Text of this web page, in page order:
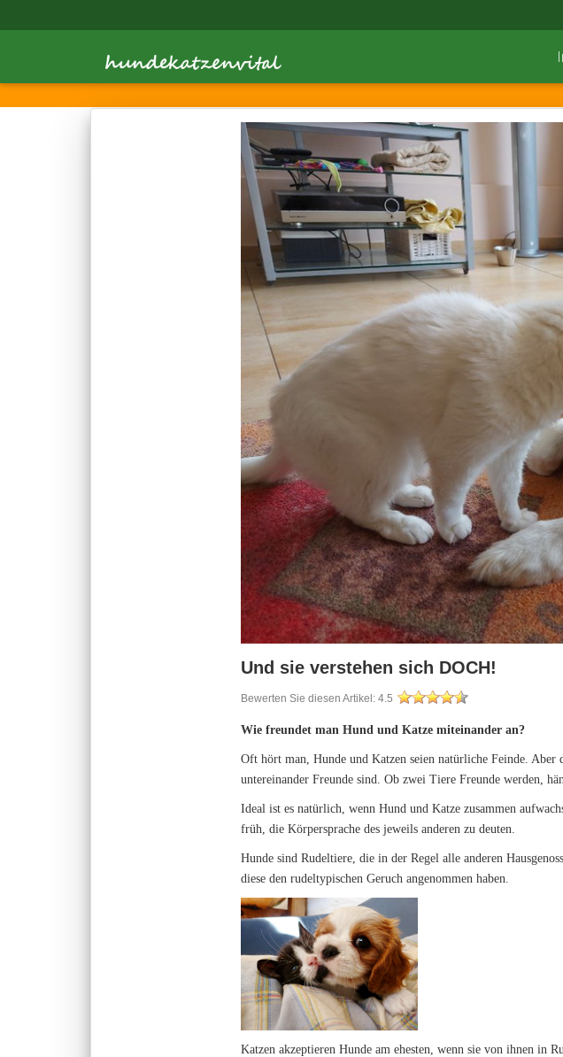
Und sie verstehen sich DOCH!
Bewerten Sie diesen Artikel: 4.5
Wie freundet man Hund und Katze miteinander an?
Oft hört man, Hunde und Katzen seien natürliche Feinde. Aber
untereinander Freunde sind. Ob zwei Tiere Freunde werden,
Ideal ist es natürlich, wenn Hund und Katze zusammen
früh, die Körpersprache des jeweils anderen zu deuten.
Hunde sind Rudeltiere, die in der Regel alle anderen
diese den rudeltypischen Geruch angenommen haben.
Katzen akzeptieren Hunde am ehesten, wenn sie von ihnen in